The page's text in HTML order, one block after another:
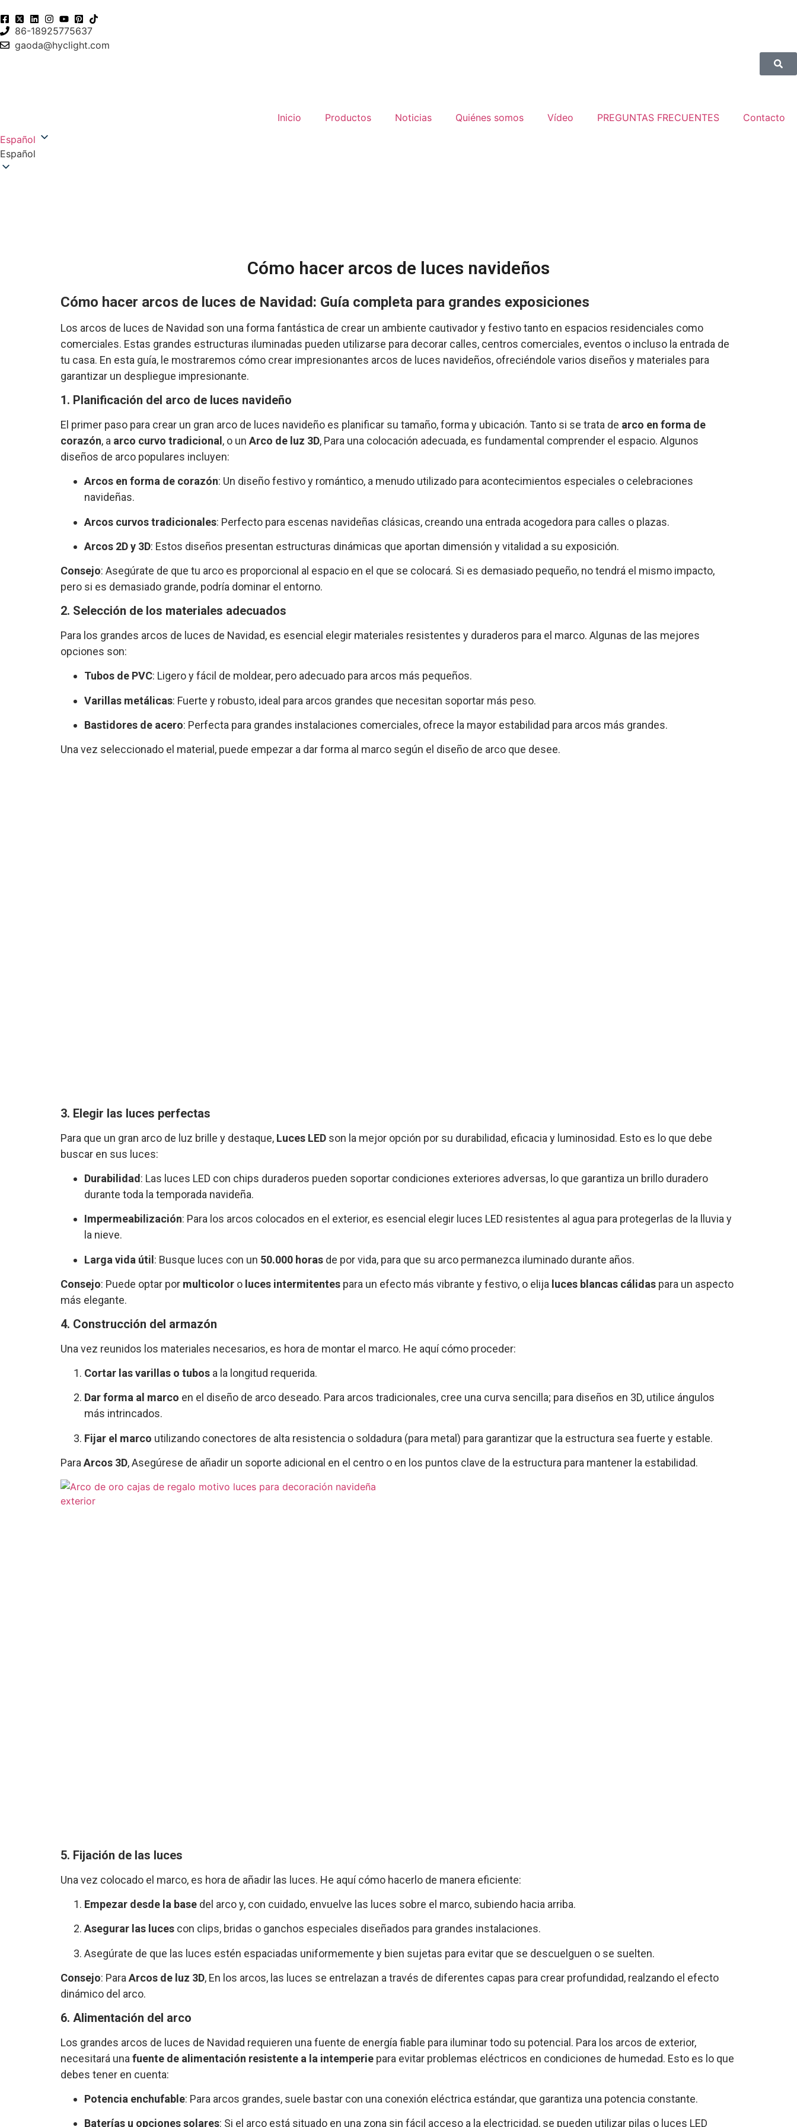
86-18925775637
gaoda@hyclight.com
Inicio Productos Noticias Quiénes somos Vídeo PREGUNTAS FRECUENTES
Contacto
Español
Español
Cómo hacer arcos de luces navideños
Cómo hacer arcos de luces de Navidad: Guía completa para grandes exposiciones
Los arcos de luces de Navidad son una forma fantástica de crear un ambiente cautivador y festivo tanto en espacios residenciales como
comerciales. Estas grandes estructuras iluminadas pueden utilizarse para decorar calles, centros comerciales, eventos o incluso la entrada de
tu casa. En esta guía, le mostraremos cómo crear impresionantes arcos de luces navideños, ofreciéndole varios diseños y materiales para
garantizar un despliegue impresionante.
1. Planificación del arco de luces navideño
El primer paso para crear un gran arco de luces navideño es planificar su tamaño, forma y ubicación. Tanto si se trata de arco en forma de
corazón, a arco curvo tradicional, o un Arco de luz 3D, Para una colocación adecuada, es fundamental comprender el espacio. Algunos
diseños de arco populares incluyen:
Arcos en forma de corazón: Un diseño festivo y romántico, a menudo utilizado para acontecimientos especiales o celebraciones
navideñas.
Arcos curvos tradicionales: Perfecto para escenas navideñas clásicas, creando una entrada acogedora para calles o plazas.
Arcos 2D y 3D: Estos diseños presentan estructuras dinámicas que aportan dimensión y vitalidad a su exposición.
Consejo: Asegúrate de que tu arco es proporcional al espacio en el que se colocará. Si es demasiado pequeño, no tendrá el mismo impacto,
pero si es demasiado grande, podría dominar el entorno.
2. Selección de los materiales adecuados
Para los grandes arcos de luces de Navidad, es esencial elegir materiales resistentes y duraderos para el marco. Algunas de las mejores
opciones son:
Tubos de PVC: Ligero y fácil de moldear, pero adecuado para arcos más pequeños.
Varillas metálicas: Fuerte y robusto, ideal para arcos grandes que necesitan soportar más peso.
Bastidores de acero: Perfecta para grandes instalaciones comerciales, ofrece la mayor estabilidad para arcos más grandes.
Una vez seleccionado el material, puede empezar a dar forma al marco según el diseño de arco que desee.
3. Elegir las luces perfectas
Para que un gran arco de luz brille y destaque, Luces LED son la mejor opción por su durabilidad, eficacia y luminosidad. Esto es lo que debe
buscar en sus luces:
Durabilidad : Las luces LED con chips duraderos pueden soportar condiciones exteriores adversas, lo que garantiza un brillo duradero
durante toda la temporada navideña.
Impermeabilización: Para los arcos colocados en el exterior, es esencial elegir luces LED resistentes al agua para protegerlas de la lluvia y
la nieve.
Larga vida útil : Busque luces con un 50.000 horas de por vida, para que su arco permanezca iluminado durante años.
Consejo: Puede optar por multicolor o luces intermitentes para un efecto más vibrante y festivo, o elija luces blancas cálidas para un aspecto
más elegante.
4. Construcción del armazón
Una vez reunidos los materiales necesarios, es hora de montar el marco. He aquí cómo proceder:
Cortar las varillas o tubos a la longitud requerida.
Dar forma al marco en el diseño de arco deseado. Para arcos tradicionales, cree una curva sencilla; para diseños en 3D, utilice ángulos
más intrincados.
Fijar el marco utilizando conectores de alta resistencia o soldadura (para metal) para garantizar que la estructura sea fuerte y estable.
ParaArcos 3D, Asegúrese de añadir un soporte adicional en el centro o en los puntos clave de la estructura para mantener la estabilidad.
5. Fijación de las luces
Una vez colocado el marco, es hora de añadir las luces. He aquí cómo hacerlo de manera eficiente:
Empezar desde la base del arco y, con cuidado, envuelve las luces sobre el marco, subiendo hacia arriba.
Asegurar las luces con clips, bridas o ganchos especiales diseñados para grandes instalaciones.
Asegúrate de que las luces estén espaciadas uniformemente y bien sujetas para evitar que se descuelguen o se suelten.
Consejo: Para Arcos de luz 3D, En los arcos, las luces se entrelazan a través de diferentes capas para crear profundidad, realzando el efecto
dinámico del arco.
6. Alimentación del arco
Los grandes arcos de luces de Navidad requieren una fuente de energía fiable para iluminar todo su potencial. Para los arcos de exterior,
necesitará una fuente de alimentación resistente a la intemperie para evitar problemas eléctricos en condiciones de humedad. Esto es lo que
debes tener en cuenta:
Potencia enchufable: Para arcos grandes, suele bastar con una conexión eléctrica estándar, que garantiza una potencia constante.
Baterías u opciones solares: Si el arco está situado en una zona sin fácil acceso a la electricidad, se pueden utilizar pilas o luces LED